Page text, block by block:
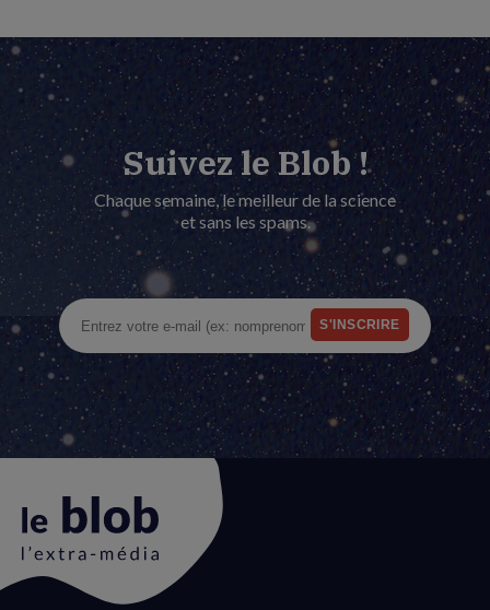
Suivez le Blob !
Chaque semaine, le meilleur de la science
et sans les spams.